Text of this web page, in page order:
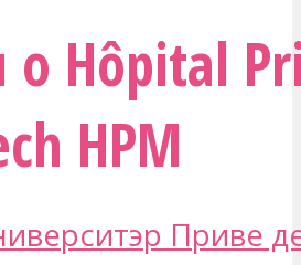
Hôpital
HPM
Приве